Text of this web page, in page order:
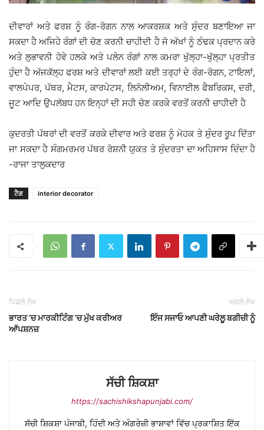
ਦੀਵਾਰਾਂ ਅਤੇ ਫਰਸ਼ ਨੂੰ ਰੰਗ-ਰੋਗਨ ਨਾਲ ਆਕਰਸ਼ਕ ਅਤੇ ਸੁੰਦਰ ਬਣਾਇਆ ਜਾ
ਸਕਦਾ ਹੈ ਅਜਿਹੇ ਰੰਗਾਂ ਦੀ ਚੋਣ ਕਰਨੀ ਚਾਹੀਦੀ ਹੈ ਜੋ ਅੱਖਾਂ ਨੂੰ ਠੰਢਕ ਪ੍ਰਦਾਨ ਕਰੇ
ਅਤੇ ਲੁਭਾਵਨੀ ਹੋਵੇ ਹਲਕੇ ਅਤੇ ਪਲੇਨ ਰੰਗਾਂ ਨਾਲ ਕਮਰਾ ਖੁੱਲ੍ਹਾ-ਖੁੱਲ੍ਹਾ ਪ੍ਰਤੀਤ
ਹੁੰਦਾ ਹੈ ਅੱਜਕੱਲ੍ਹ ਫਰਸ਼ ਅਤੇ ਦੀਵਾਰਾਂ ਲਈ ਕਈ ਤਰ੍ਹਾਂ ਦੇ ਰੰਗ-ਰੋਗਨ, ਟਾਇਲਾਂ,
ਵਾਲਪੇਪਰ, ਪੱਥਰ, ਮੈਟਸ, ਕਾਰਪੇਟਸ, ਲਿਨੋਲੀਅਮ, ਵਿਨਾਈਲ ਫੈਬਰਿਕਸ, ਦਰੀ,
ਜੂਟ ਆਦਿ ਉਪਲੱਬਧ ਹਨ ਇਨ੍ਹਾਂ ਦੀ ਸਹੀ ਚੋਣ ਕਰਕੇ ਵਰਤੋਂ ਕਰਨੀ ਚਾਹੀਦੀ ਹੈ
ਕੁਦਰਤੀ ਪੱਥਰਾਂ ਦੀ ਵਰਤੋਂ ਕਰਕੇ ਦੀਵਾਰ ਅਤੇ ਫਰਸ਼ ਨੂੰ ਮੋਹਕ ਤੇ ਸੁੰਦਰ ਰੂਪ ਦਿੱਤਾ
ਜਾ ਸਕਦਾ ਹੈ ਸੰਗਮਰਮਰ ਪੱਥਰ ਰੋਸ਼ਨੀ ਯੁਕਤ ਤੇ ਸੁੰਦਰਤਾ ਦਾ ਅਹਿਸਾਸ ਦਿੰਦਾ ਹੈ
-ਰਾਜਾ ਤਾਲੁਕਦਾਰ
ਟੈਗ interior decorator
ਪਿਛਲੇ ਲੇਖ
ਭਾਰਤ ’ਚ ਮਾਰਕੀਟਿੰਗ ’ਚ ਮੁੱਖ ਕਰੀਅਰ
ਆੱਪਸ਼ਨਜ਼
ਅਗਲੇ ਲੇਖ
ਇੰਜ ਸਜਾਓ ਆਪਣੀ ਘਰੇਲੂ ਬਗੀਚੀ ਨੂੰ
ਸੱਚੀ ਸ਼ਿਕਸ਼ਾ
https://sachishikshapunjabi.com/
ਸੱਚੀ ਸ਼ਿਕਸ਼ਾ ਪੰਜਾਬੀ, ਹਿੰਦੀ ਅਤੇ ਅੰਗਰੇਜ਼ੀ ਭਾਸ਼ਾਵਾਂ ਵਿੱਚ ਪ੍ਰਕਾਸ਼ਿਤ ਇੱਕ